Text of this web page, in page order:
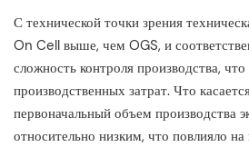
С технической точки зрения
On Cell выше, чем OGS, и
сложность контроля производства,
производственных затрат. Что
первоначальный объем производства
относительно низким, что повлияло